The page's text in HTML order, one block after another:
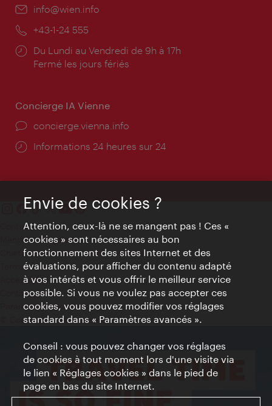
E-
info@wien.info
Téléphone:
+43-1-24 555
Horaires
d'ouverture:
Du Lundi au Vendredi de 9h à 17h
Fermé les jours fériés
Concierge IA Vienne
Ort:
concierge.vienna.info
Öffnungszeiten:
Informations 24 heures sur 24
Contact
Mentions obligatoires
Charte sur le respect de la vie privée
Terms of Use
Accessibilité
Contact presse
Paramètres de cookies
© Copyright WienTourismus
Envie de cookies ?
Attention, ceux-là ne se mangent pas ! Ces «
cookies » sont nécessaires au bon
fonctionnement des sites Internet et des
évaluations, pour afficher du contenu adapté
à vos intérêts et vous offrir le meilleur service
possible. Si vous ne voulez pas accepter ces
cookies, vous pouvez modifier vos réglages
standard dans « Paramètres avancés ».
Conseil : vous pouvez changer vos réglages
de cookies à tout moment lors d'une visite via
le lien « Réglages cookies » dans le pied de
page en bas du site Internet.